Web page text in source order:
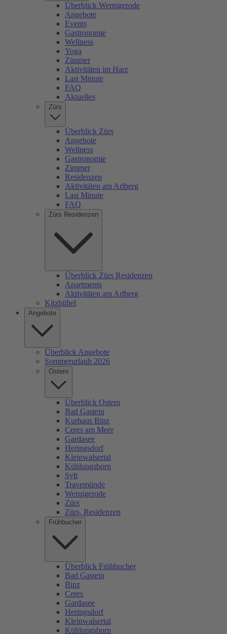
Überblick Wernigerode
Angebote
Events
Gastronomie
Wellness
Yoga
Zimmer
Aktivitäten im Harz
Last Minute
FAQ
Aktuelles
Zürs
Überblick Zürs
Angebote
Wellness
Gastronomie
Zimmer
Residenzen
Aktivitäten am Arlberg
Last Minute
FAQ
Zürs Residenzen
Überblick Zürs Residenzen
Apartments
Aktivitäten am Arlberg
Kitzbühel
Angebote
Überblick Angebote
Sommerurlaub 2026
Ostern
Überblick Ostern
Bad Gastein
Kurhaus Binz
Ceres am Meer
Gardasee
Heringsdorf
Kleinwalsertal
Kühlungsborn
Sylt
Travemünde
Wernigerode
Zürs
Zürs, Residenzen
Frühbucher
Überblick Frühbucher
Bad Gastein
Binz
Ceres
Gardasee
Heringsdorf
Kleinwalsertal
Kühlungsborn